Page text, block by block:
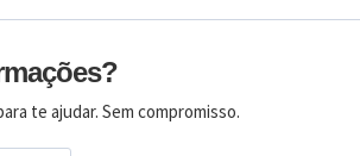
te ajudar. Sem compromisso.